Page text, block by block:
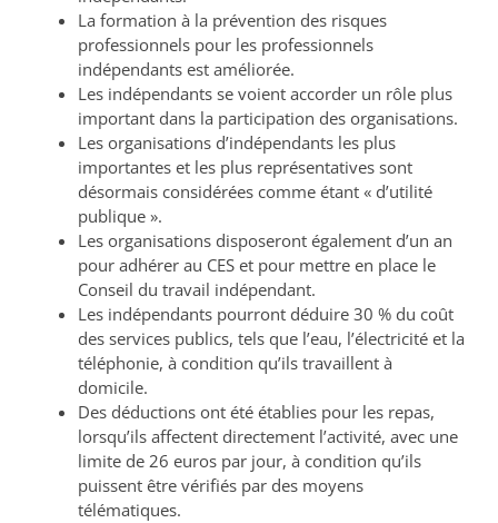
La formation à la prévention des risques
professionnels pour les professionnels
indépendants est améliorée.
Les indépendants se voient accorder un rôle plus
important dans la participation des organisations.
Les organisations d’indépendants les plus
importantes et les plus représentatives sont
désormais considérées comme étant « d’utilité
publique ».
Les organisations disposeront également d’un an
pour adhérer au CES et pour mettre en place le
Conseil du travail indépendant.
Les indépendants pourront déduire 30 % du coût
des services publics, tels que l’eau, l’électricité et la
téléphonie, à condition qu’ils travaillent à
domicile.
Des déductions ont été établies pour les repas,
lorsqu’ils affectent directement l’activité, avec une
limite de 26 euros par jour, à condition qu’ils
puissent être vérifiés par des moyens
télématiques.